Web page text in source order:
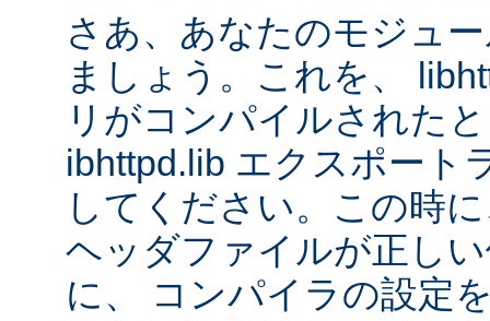
さあ、あなたのモジュ
ましょう。これを、
リがコンパイルされた
ibhttpd.lib エクスポート
してください。この時
ヘッダファイルが正し
に、 コンパイラの設定